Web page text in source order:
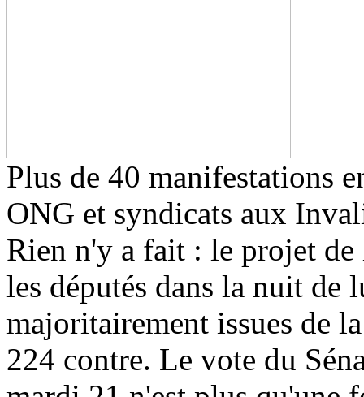
Plus de 40 manifestations
ONG et syndicats aux
Rien n'y a fait : le projet
les députés dans la nuit
majoritairement issues de
224 contre. Le vote du